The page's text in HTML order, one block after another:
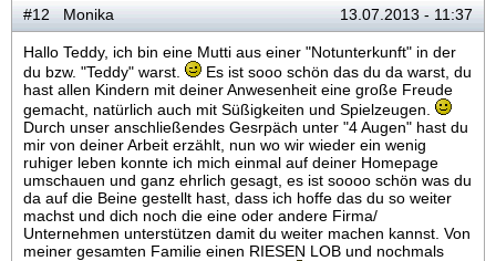
#12 Monika 13.07.2013 - 11:37
Hallo Teddy, ich bin eine Mutti aus einer "Notunterkunft" in der
du bzw. "Teddy" warst.
Es ist sooo schön das du da warst, du
hast allen Kindern mit deiner Anwesenheit eine große Freude
gemacht, natürlich auch mit Süßigkeiten und Spielzeugen.
Durch unser anschließendes Gesrpäch unter "4 Augen" hast du
mir von deiner Arbeit erzählt, nun wo wir wieder ein wenig
ruhiger leben konnte ich mich einmal auf deiner Homepage
umschauen und ganz ehrlich gesagt, es ist soooo schön was du
da auf die Beine gestellt hast, dass ich hoffe das du so weiter
machst und dich noch die eine oder andere Firma/
Unternehmen unterstützen damit du weiter machen kannst. Von
meiner gesamten Familie einen RIESEN LOB und nochmals